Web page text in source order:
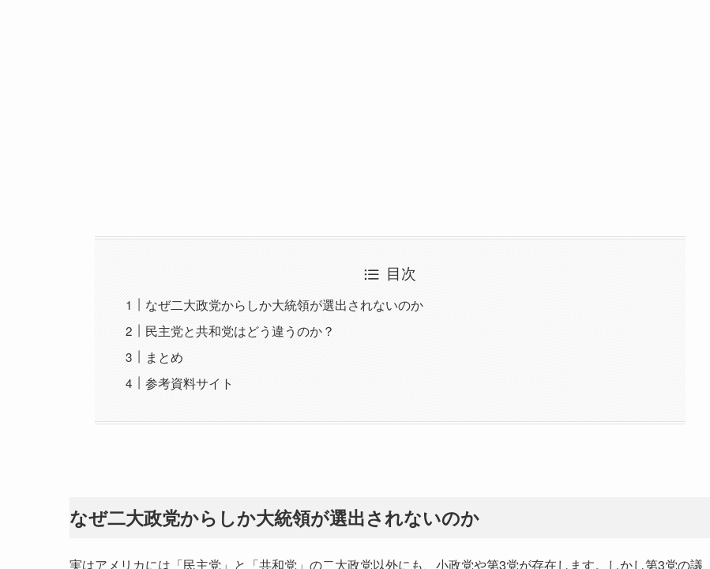
目次
なぜ二大政党からしか大統領が選出されないのか
民主党と共和党はどう違うのか？
まとめ
参考資料サイト
なぜ二大政党からしか大統領が選出されないのか
実はアメリカには「民主党」と「共和党」の二大政党以外にも、小政党や第3党が存在します。しかし第3党の議